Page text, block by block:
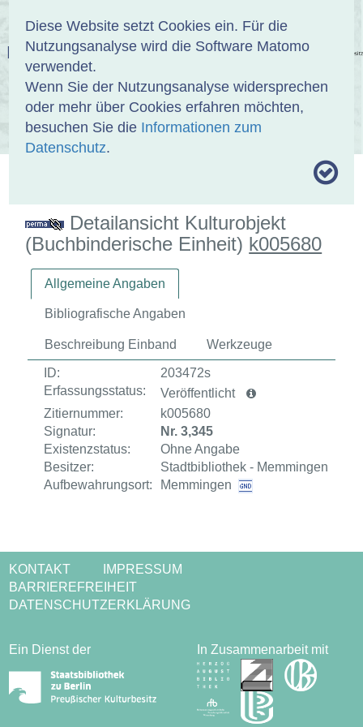
Diese Website setzt Cookies ein. Für die
Nutzungsanalyse wird die Software Matomo
verwendet.
Wenn Sie der Nutzungsanalyse widersprechen
oder mehr über Cookies erfahren möchten,
besuchen Sie die Informationen zum
Datenschutz.
EINBANDDATENBANK
ÜBER UNS SAMMLUNGEN SUCHE
Detailansicht Kulturobjekt
(Buchbinderische Einheit) k005680
Allgemeine Angaben
Bibliografische Angaben
Beschreibung Einband Werkzeuge
ID:
203472s
Erfassungsstatus:
Veröffentlicht
Zitiernummer:
k005680
Signatur:
Nr. 3,345
Existenzstatus:
Ohne Angabe
Besitzer:
Stadtbibliothek - Memmingen
Aufbewahrungsort:
Memmingen
KONTAKT
IMPRESSUM
BARRIEREFREIHEIT
DATENSCHUTZERKLÄRUNG
Ein Dienst der In Zusammenarbeit mit